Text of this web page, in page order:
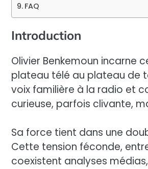
FAQ
Introduction
Olivier Benkemoun
plateau télé au plateau de
voix familière à la radio et
curieuse, parfois clivante,
Sa force tient dans une
Cette tension féconde,
coexistent analyses